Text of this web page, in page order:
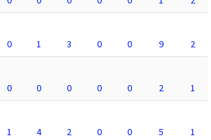
0 1 3 0 0 9
2
0 0 0 0 0 2
1
1 4 2 0 0 5
1